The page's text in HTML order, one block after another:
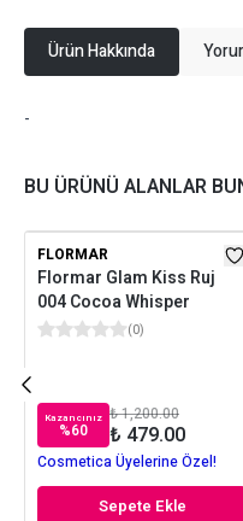
Ürün Hakkında
-
BU ÜRÜNÜ ALANLAR
FLORMAR
Flormar Glam Kiss Ruj
004 Cocoa Whisper
(0)
Kazancınız
%60
₺ 1,200.00
₺ 479.00
Cosmetica Üyelerine Özel!
Sepete Ekle